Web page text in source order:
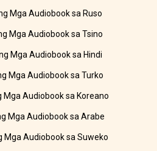
Mga Audiobook sa Ruso
Mga Audiobook sa Tsino
Mga Audiobook sa Hindi
Mga Audiobook sa Turko
Audiobook sa Koreano
Mga Audiobook sa Arabe
Mga Audiobook sa Suweko